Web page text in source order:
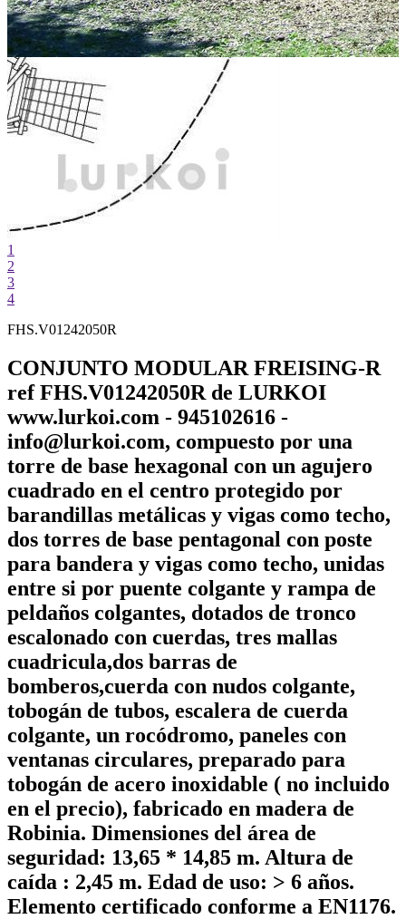
1
2
3
4
FHS.V01242050R
CONJUNTO MODULAR FREISING-R
ref FHS.V01242050R de LURKOI
www.lurkoi.com - 945102616 -
info@lurkoi.com, compuesto por una
torre de base hexagonal con un agujero
cuadrado en el centro protegido por
barandillas metálicas y vigas como techo,
dos torres de base pentagonal con poste
para bandera y vigas como techo, unidas
entre si por puente colgante y rampa de
peldaños colgantes, dotados de tronco
escalonado con cuerdas, tres mallas
cuadricula,dos barras de
bomberos,cuerda con nudos colgante,
tobogán de tubos, escalera de cuerda
colgante, un rocódromo, paneles con
ventanas circulares, preparado para
tobogán de acero inoxidable ( no incluido
en el precio), fabricado en madera de
Robinia. Dimensiones del área de
seguridad: 13,65 * 14,85 m. Altura de
caída : 2,45 m. Edad de uso: > 6 años.
Elemento certificado conforme a EN1176.